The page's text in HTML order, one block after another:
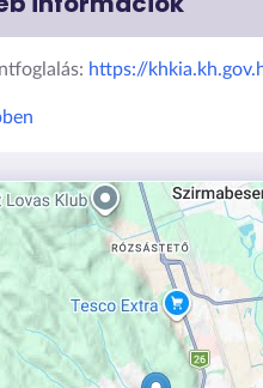
https://